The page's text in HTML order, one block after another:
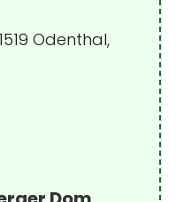
Odenthal,